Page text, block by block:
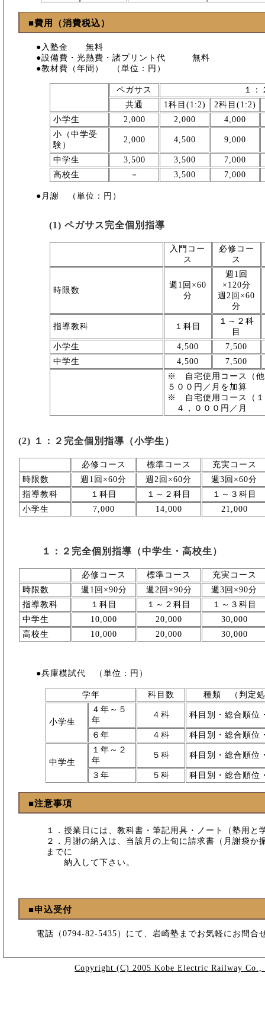
■費用（消費税込）
●入塾金 無料
●設備費・光熱費・諸プリント代 無料
●教材費（年間） （単位：円）
ペガサス
１
共通
1科目(1:2)
2科目(1:2)
小学生
2,000 2,000
4,000
小（中学受
験）
2,000 4,500 9,000
中学生 3,500 3,500
7,000
高校生
－ 3,500 7,000
●月謝 （単位：円）
(1) ペガサス完全個別指導
入門コー
ス
必修コー
ス
時限数
週1回×60
分
週1回
×120分
週2回×60
分
指導教科 １科目
１～２科
目
小学生
4,500
7,500
中学生
4,500
7,500
※ 自宅使用コース
５００円／月を加算
※ 自宅使用コース（
４，０００円／月
(2) １：２完全個別指導（小学生）
必修コース 標準コース
充実コース
時限数
週1回×60分 週2回×60分
週3回×60分
指導教科
１科目 １～２科目
１～３科目
小学生
7,000 14,000 21,000
１：２完全個別指導（中学生・高校生）
必修コース 標準コース
充実コース
時限数
週1回×90分 週2回×90分
週3回×90分
指導教科
１科目 １～２科目
１～３科目
中学生
10,000 20,000
30,000
高校生
10,000 20,000 30,000
●兵庫模試代 （単位：円）
学年 科目数 種類 （判定
小学生
４年～５
年
４科 科目別・総合順位
６年 ４科 科目別・総合順位
中学生
１年～２
年
５科 科目別・総合順位
３年 ５科 科目別・総合順位
■注意事項
１．授業日には、教科書・筆記用具・ノート（塾用と
２．月謝の納入は、当該月の上旬に請求書（月謝袋
までに
納入して下さい。
■申込受付
電話（0794-82-5435）にて、岩崎塾までお気軽にお問合
Copyright (C) 2005 Kobe Electric Railway